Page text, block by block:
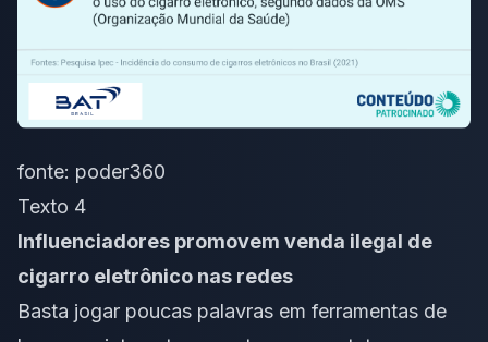
fonte: poder360
Texto 4
Influenciadores promovem venda ilegal de
cigarro eletrônico nas redes
Basta jogar poucas palavras em ferramentas de